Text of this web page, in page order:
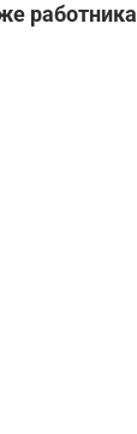
работника